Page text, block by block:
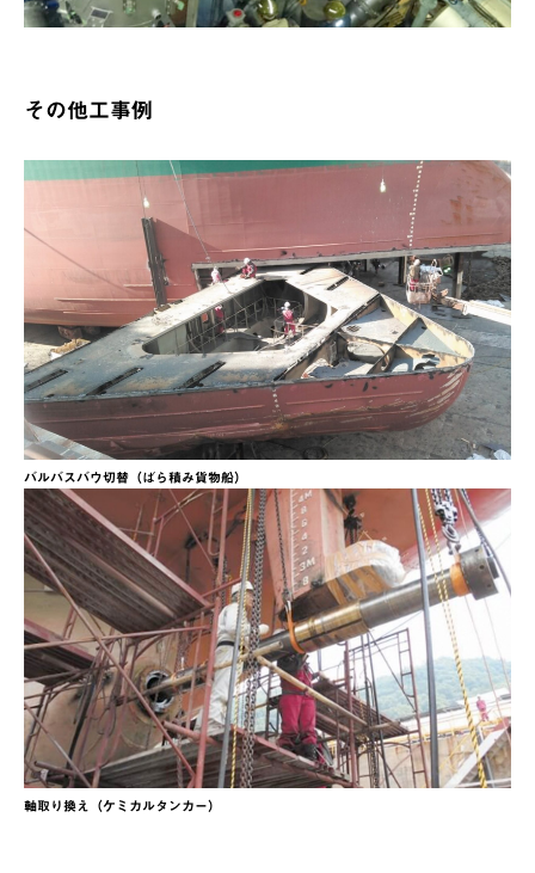
その他工事例
バルバスバウ切替（ばら積み貨物船）
軸取り換え（ケミカルタンカー）